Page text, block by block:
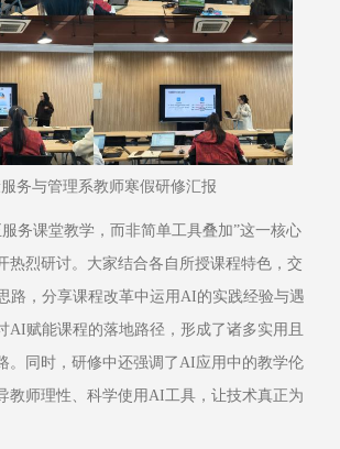
务与管理系教师寒假研修汇报
务课堂教学，而非简单工具叠加”这一核心
热烈研讨。大家结合各自所授课程特色，交
路，分享课程改革中运用AI的实践经验与遇
AI赋能课程的落地路径，形成了诸多实用且
。同时，研修中还强调了AI应用中的教学伦
教师理性、科学使用AI工具，让技术真正为